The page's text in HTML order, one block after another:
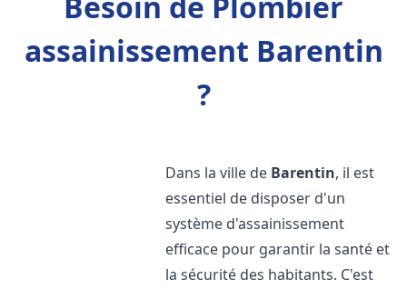
assainissement Barentin
?
Dans la ville de Barentin, il est
essentiel de disposer d'un
système d'assainissement
efficace pour garantir la santé et
la sécurité des habitants. C'est